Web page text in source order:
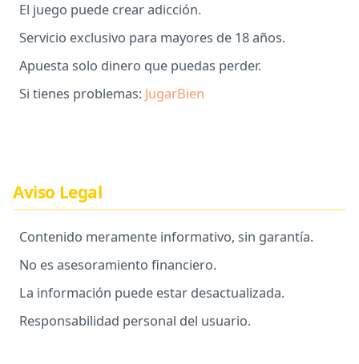
El juego puede crear adicción.
Servicio exclusivo para mayores de 18 años.
Apuesta solo dinero que puedas perder.
Si tienes problemas: JugarBien
Aviso Legal
Contenido meramente informativo, sin garantía.
No es asesoramiento financiero.
La información puede estar desactualizada.
Responsabilidad personal del usuario.